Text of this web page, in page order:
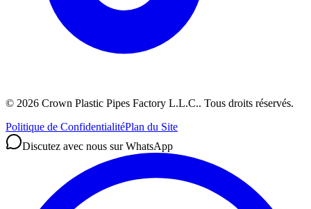
© 2026 Crown Plastic Pipes Factory L.L.C.. Tous droits réservés.
Politique de ConfidentialitéPlan du Site
Discutez avec nous sur WhatsApp